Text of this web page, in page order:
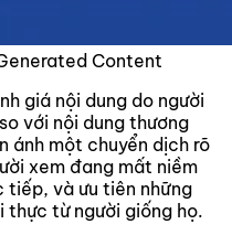
Content
giá nội dung do người
với nội dung thương
ánh một chuyển dịch rõ
xem đang mất niềm
tiếp, và ưu tiên những
thực từ người giống họ.